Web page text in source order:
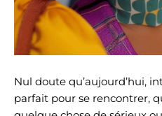
Nul doute qu’aujourd’hui,
parfait pour se rencontrer,